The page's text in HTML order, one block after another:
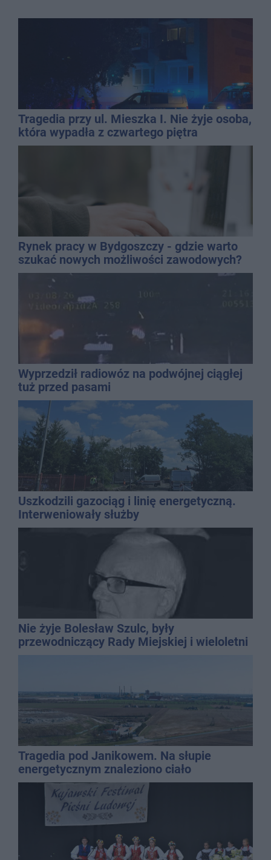
Tragedia przy ul. Mieszka I. Nie żyje osoba,
która wypadła z czwartego piętra
Rynek pracy w Bydgoszczy - gdzie warto
szukać nowych możliwości zawodowych?
Wyprzedził radiowóz na podwójnej ciągłej
tuż przed pasami
Uszkodzili gazociąg i linię energetyczną.
Interweniowały służby
Nie żyje Bolesław Szulc, były
przewodniczący Rady Miejskiej i wieloletni
Tragedia pod Janikowem. Na słupie
energetycznym znaleziono ciało
mężczyzny